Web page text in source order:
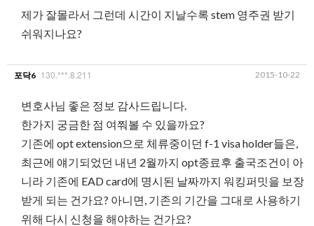
제가 잘몰라서 그런데 시간이 지날수록 stem 영주권 받기
쉬워지나요?
포닥6 130.***.8.211 2015-10-22
변호사님 좋은 정보 감사드립니다.
한가지 궁금한 점 여쭤볼 수 있을까요?
기존에 opt extension으로 체류중이던 f-1 visa holder들은,
최근에 얘기되었던 내년 2월까지 opt종료후 출국조건이 아
니라 기존에 EAD card에 명시된 날짜까지 워킹퍼밋을 보장
받게 되는 건가요? 아니면, 기존의 기간을 그대로 사용하기
위해 다시 신청을 해야하는 건가요?